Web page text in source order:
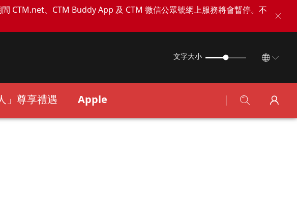
CTM.net、CTM Buddy App 及 CTM 微信公眾號網上服務將會暫停。不
文字大小
」尊享禮遇 Apple